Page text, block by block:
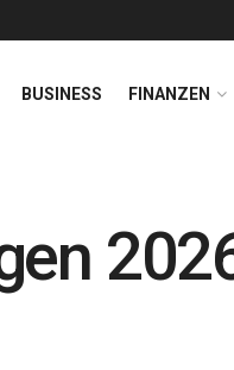
BUSINESS FINANZEN